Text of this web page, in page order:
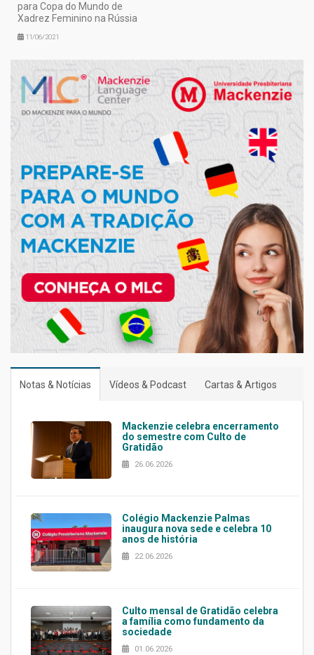
para Copa do Mundo de
Xadrez Feminino na Rússia
11/06/2021
Notas & Notícias Vídeos & Podcast Cartas & Artigos
Mackenzie celebra encerramento
do semestre com Culto de
Gratidão
26.06.2026
Colégio Mackenzie Palmas
inaugura nova sede e celebra 10
anos de história
22.06.2026
Culto mensal de Gratidão celebra
a família como fundamento da
sociedade
01.06.2026